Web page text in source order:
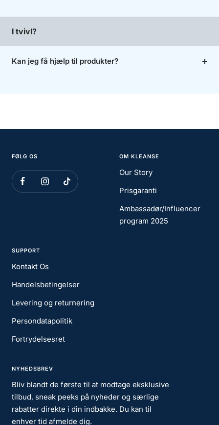
I tvivl?
Kan jeg få hjælp til produkter?
FØLG OS OM KLEANSE
Our Story
Prisgaranti
Ambassadør/Influencer
program 2025
SUPPORT
Kontakt Os
Handelsbetingelser
Levering og returnering
Persondatapolitik
Fortrydelsesret
NYHEDSBREV
Bliv blandt de første til at modtage eksklusive
tilbud, sneak peeks på nyheder og særlige
rabatter direkte i din indbakke. Du kan til
enhver tid afmelde dig.